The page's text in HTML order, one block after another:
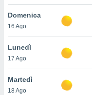
in
a piè
del
Domenica
16 Ago
Lunedì
17 Ago
Martedì
18 Ago